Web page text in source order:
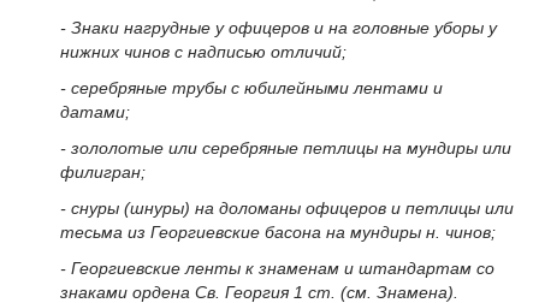
- Знаки нагрудные у офицеров и на головные уборы у
нижних чинов с надписью отличий;
- серебряные трубы с юбилейными лентами и
датами;
- зололотые или серебряные петлицы на мундиры или
филигран;
- снуры (шнуры) на доломаны офицеров и петлицы или
тесьма из Георгиевские басона на мундиры н. чинов;
- Георгиевские ленты к знаменам и штандартам со
знаками ордена Св. Георгия 1 ст. (см. Знамена).